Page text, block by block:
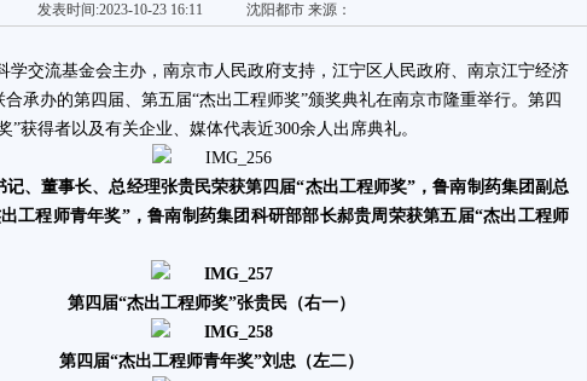
发表时间:2023-10-23 16:11 沈阳都市 来源：
学交流基金会主办，南京市人民政府支持，江宁区人民政府、南京江宁经济
承办的第四届、第五届“杰出工程师奖”颁奖典礼在南京市隆重举行。第四
”获得者以及有关企业、媒体代表近300余人出席典礼。
记、董事长、总经理张贵民荣获第四届“杰出工程师奖”，鲁南制药集团副总
工程师青年奖”，鲁南制药集团科研部部长郝贵周荣获第五届“杰出工程师
第四届“杰出工程师奖”张贵民（右一）
第四届“杰出工程师青年奖”刘忠（左二）